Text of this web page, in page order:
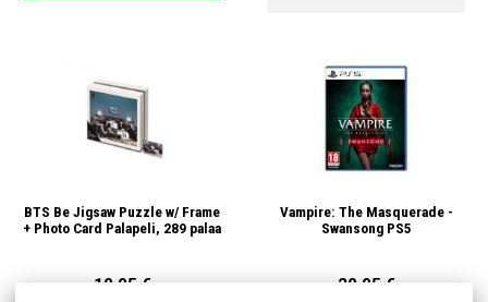
BTS Be Jigsaw Puzzle w/ Frame
+ Photo Card Palapeli, 289 palaa
19,95 €
Vampire: The Masquerade -
Swansong PS5
29,95 €